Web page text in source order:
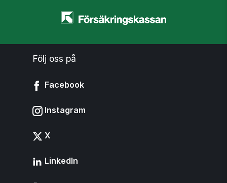
Startsidan
Följ oss på
Facebook
Instagram
X
LinkedIn